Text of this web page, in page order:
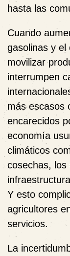
hasta las
Cuando
gasolinas y el
movilizar
interrumpen
más escasos
encarecidos
economía
climáticos
cosechas, los
Y esto
agricultores
servicios.
La